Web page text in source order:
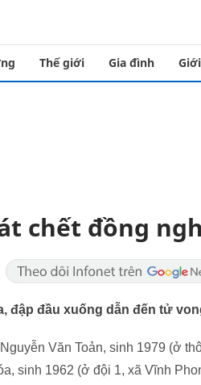
Thế giới Gia đình
chết đồng
đập đầu xuống dẫn đến tử
Văn Toản, sinh 1979 (ở
sinh 1962 (ở đội 1, xã Vĩnh